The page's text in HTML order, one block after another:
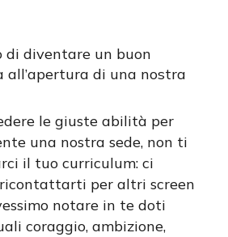
di diventare un buon
all’apertura di una nostra
le giuste abilità per
una nostra sede, non ti
il tuo curriculum: ci
per altri screen
notare in te doti
coraggio, ambizione,